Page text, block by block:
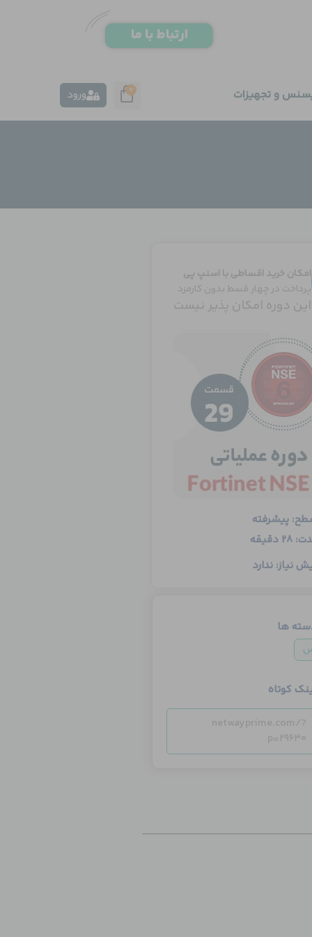
و تجهیزات 0 ورود
امکان خرید اقساطی با اسنپ پی
پرداخت در چهار قسط بدون کارمزد
دوره امکان پذیر نیست
پیشرفته
28 دقیقه
نیاز: ندارد
ها
کوتاه
netwayprime.com/?
p=29630